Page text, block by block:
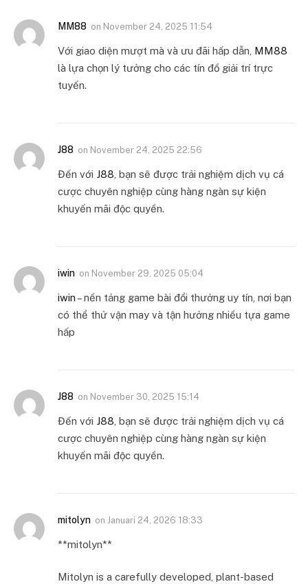
MM88 on November 24, 2025 11:54
Với giao diện mượt mà và ưu đãi hấp dẫn, MM88
là lựa chọn lý tưởng cho các tín đồ giải trí trực
tuyến.
J88 on November 24, 2025 22:56
Đến với J88 , bạn sẽ được trải nghiệm dịch vụ cá
cược chuyên nghiệp cùng hàng ngàn sự kiện
khuyến mãi độc quyền.
iwin on November 29, 2025 05:04
iwin – nền tảng game bài đổi thưởng uy tín, nơi bạn
có thể thử vận may và tận hưởng nhiều tựa game
hấp
J88 on November 30, 2025 15:14
Đến với J88 , bạn sẽ được trải nghiệm dịch vụ cá
cược chuyên nghiệp cùng hàng ngàn sự kiện
khuyến mãi độc quyền.
mitolyn on Januari 24, 2026 18:33
**mitolyn**
Mitolyn is a carefully developed, plant-based